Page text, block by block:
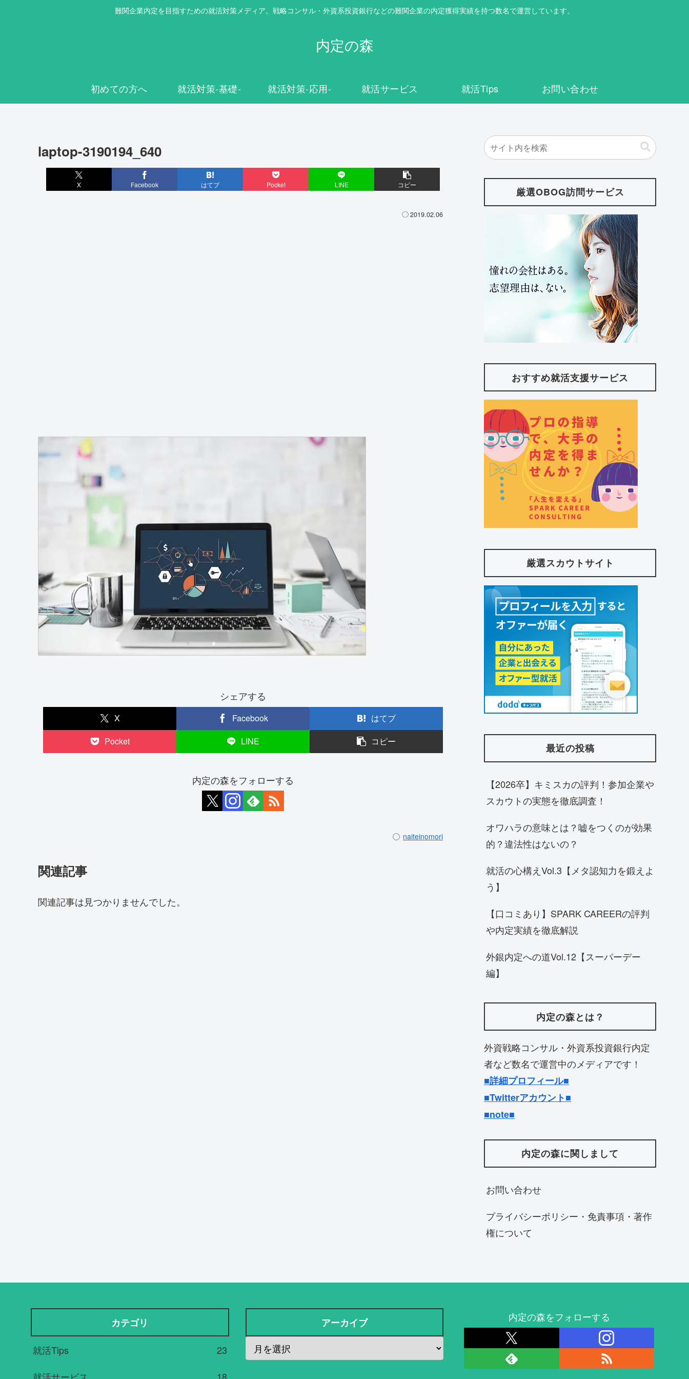
難関企業内定を目指すための就活対策メディア。戦略コンサル・外資系投資銀行などの難関企業の内定獲得実績を持つ数名で運営しています。
内定の森
初めての方へ 就活対策-基礎- 就活対策-応用- 就活サービス 就活Tips お問い合わせ
laptop-3190194_640
X Facebook はてブ Pocket LINE コピー
2019.02.06
シェアする
X Facebook
はてブ
Pocket
LINE コピー
内定の森をフォローする
naiteinomori
関連記事
関連記事は見つかりませんでした。
厳選OBOG訪問サービス
おすすめ就活支援サービス
厳選スカウトサイト
最近の投稿
【2026卒】キミスカの評判！参加企業や
スカウトの実態を徹底調査！
オワハラの意味とは？嘘をつくのが効果
的？違法性はないの？
就活の心構えVol.3【メタ認知力を鍛えよ
う】
【口コミあり】SPARK CAREERの評判
や内定実績を徹底解説
外銀内定への道Vol.12【スーパーデー
編】
内定の森とは？
外資戦略コンサル・外資系投資銀行内定
者など数名で運営中のメディアです！
■詳細プロフィール■
■Twitterアカウント■
■note■
内定の森に関しまして
お問い合わせ
プライバシーポリシー・免責事項・著作
権について
カテゴリ
就活Tips
23
アーカイブ 内定の森をフォローする